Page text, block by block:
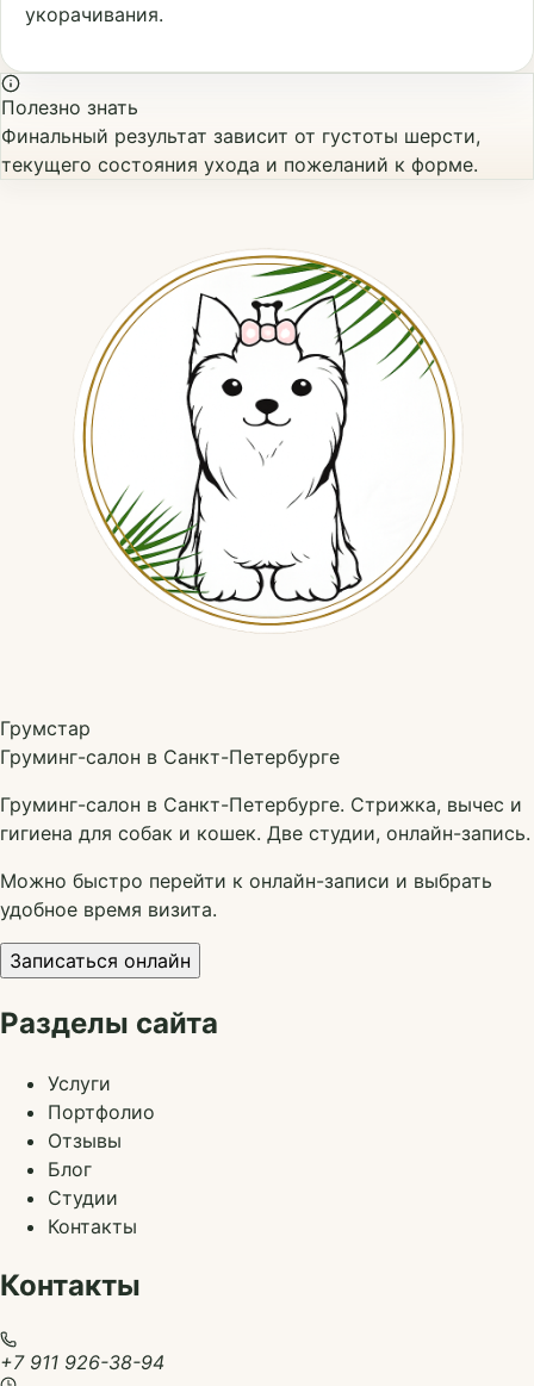
укорачивания.
Полезно знать
Финальный результат зависит от густоты шерсти,
текущего состояния ухода и пожеланий к форме.
Грумстар
Груминг-салон в Санкт-Петербурге
Груминг-салон в Санкт-Петербурге. Стрижка, вычес и
гигиена для собак и кошек. Две студии, онлайн-запись.
Можно быстро перейти к онлайн-записи и выбрать
удобное время визита.
Записаться онлайн
Разделы сайта
Услуги
Портфолио
Отзывы
Блог
Студии
Контакты
Контакты
+7 911 926-38-94